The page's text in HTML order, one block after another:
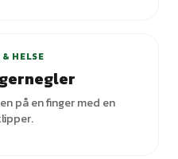
& HELSE
på en finger med en